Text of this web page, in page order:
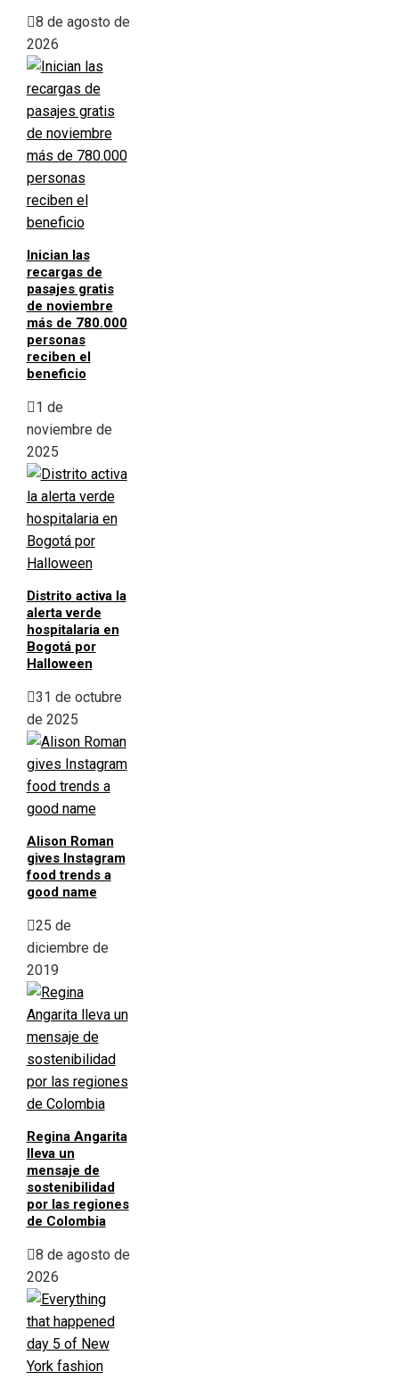
8 de agosto de
2026
Inician las
recargas de
pasajes gratis
de noviembre
más de 780.000
personas
reciben el
beneficio
1 de
noviembre de
2025
Distrito activa la
alerta verde
hospitalaria en
Bogotá por
Halloween
31 de octubre
de 2025
Alison Roman
gives Instagram
food trends a
good name
25 de
diciembre de
2019
Regina Angarita
lleva un
mensaje de
sostenibilidad
por las regiones
de Colombia
8 de agosto de
2026